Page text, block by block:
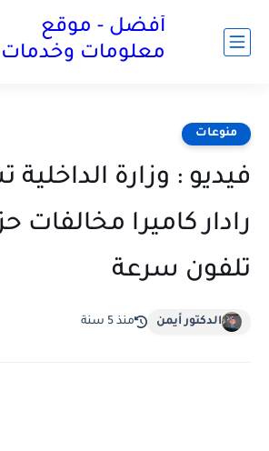
أفضل - موقع
معلومات وخدمات
منوعات
فيديو : وزارة
رادار كاميرا مخالفات
تلفون سرعة
الدكتور أيمن منذ 5 سنة